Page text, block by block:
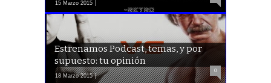
15 Marzo 2015
Estrenamos Podcast, temas, y por
supuesto: tu opinión
18 Marzo 2015
0